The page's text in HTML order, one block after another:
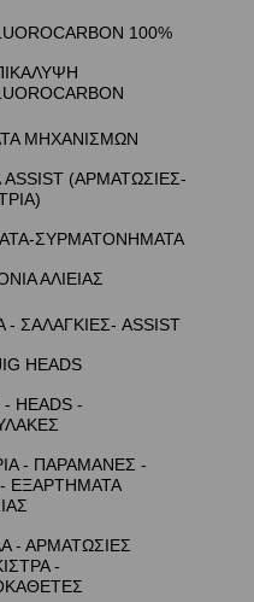
100%
ΜΗΧΑΝΙΣΜΩΝ
(ΑΡΜΑΤΩΣΙΕΣ-
ΣΥΡΜΑΤΟΝΗΜΑΤΑ
ΑΛΙΕΙΑΣ
- ΣΑΛΑΓΚΙΕΣ- ASSIST
HEADS
HEADS -
- ΠΑΡΑΜΑΝΕΣ -
- ΕΞΑΡΤΗΜΑΤΑ
- ΑΡΜΑΤΩΣΙΕΣ
-